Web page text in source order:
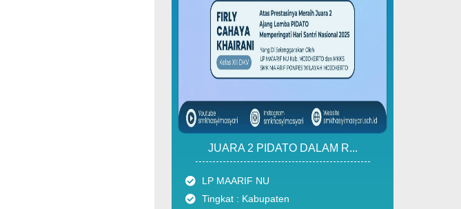
JUARA 2 PIDATO DALAM R...
LP MAARIF NU
Tingkat : Kabupaten